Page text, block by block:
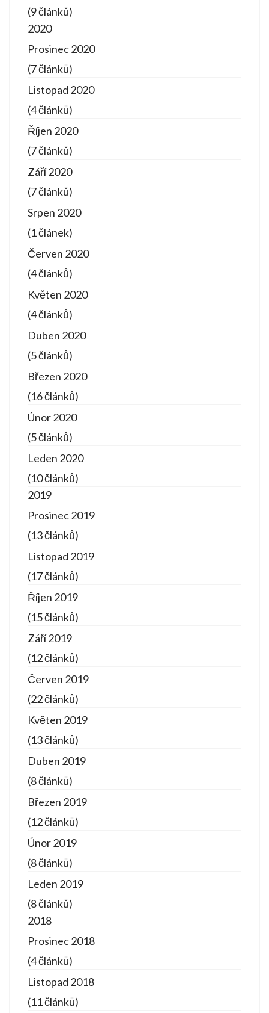
(9 článků)
2020
Prosinec 2020
(7 článků)
Listopad 2020
(4 článků)
Říjen 2020
(7 článků)
Září 2020
(7 článků)
Srpen 2020
(1 článek)
Červen 2020
(4 článků)
Květen 2020
(4 článků)
Duben 2020
(5 článků)
Březen 2020
(16 článků)
Únor 2020
(5 článků)
Leden 2020
(10 článků)
2019
Prosinec 2019
(13 článků)
Listopad 2019
(17 článků)
Říjen 2019
(15 článků)
Září 2019
(12 článků)
Červen 2019
(22 článků)
Květen 2019
(13 článků)
Duben 2019
(8 článků)
Březen 2019
(12 článků)
Únor 2019
(8 článků)
Leden 2019
(8 článků)
2018
Prosinec 2018
(4 článků)
Listopad 2018
(11 článků)